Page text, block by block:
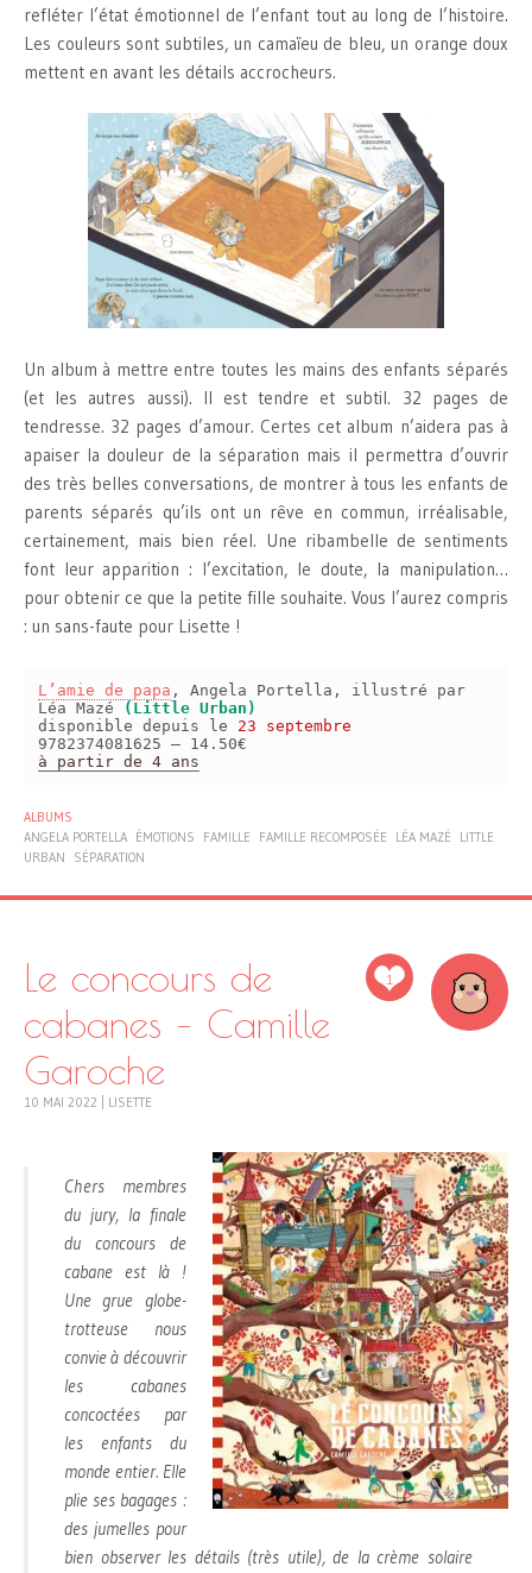
refléter l’état émotionnel de l’enfant tout au long de l’histoire.
Les couleurs sont subtiles, un camaïeu de bleu, un orange doux
mettent en avant les détails accrocheurs.
Un album à mettre entre toutes les mains des enfants séparés
(et les autres aussi). Il est tendre et subtil. 32 pages de
tendresse. 32 pages d’amour. Certes cet album n’aidera pas à
apaiser la douleur de la séparation mais il permettra d’ouvrir
des très belles conversations, de montrer à tous les enfants de
parents séparés qu’ils ont un rêve en commun, irréalisable,
certainement, mais bien réel. Une ribambelle de sentiments
font leur apparition : l’excitation, le doute, la manipulation…
pour obtenir ce que la petite fille souhaite. Vous l’aurez compris
: un sans-faute pour Lisette !
L’amie de papa , Angela Portella, illustré par
Léa Mazé
(Little Urban)
disponible depuis le 23 septembre
9782374081625 – 14.50€
à partir de 4 ans
ALBUMS
ANGELA PORTELLA ÉMOTIONS FAMILLE FAMILLE RECOMPOSÉE LÉA MAZÉ
LITTLE
URBAN
SÉPARATION
1
Le concours de
cabanes – Camille
Garoche
10 MAI 2022 LISETTE
Chers membres
du jury, la finale
du concours de
cabane est là !
Une grue globe-
trotteuse nous
convie à découvrir
les cabanes
concoctées par
les enfants du
monde entier. Elle
plie ses bagages :
des jumelles pour
bien observer les détails (très utile), de la crème solaire